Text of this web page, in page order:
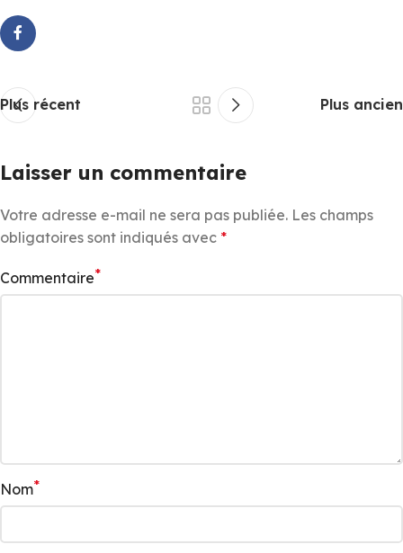
Plus récent Plus ancien
Laisser un commentaire
Votre adresse e-mail ne sera pas publiée. Les champs
obligatoires sont indiqués avec *
Commentaire*
Nom*